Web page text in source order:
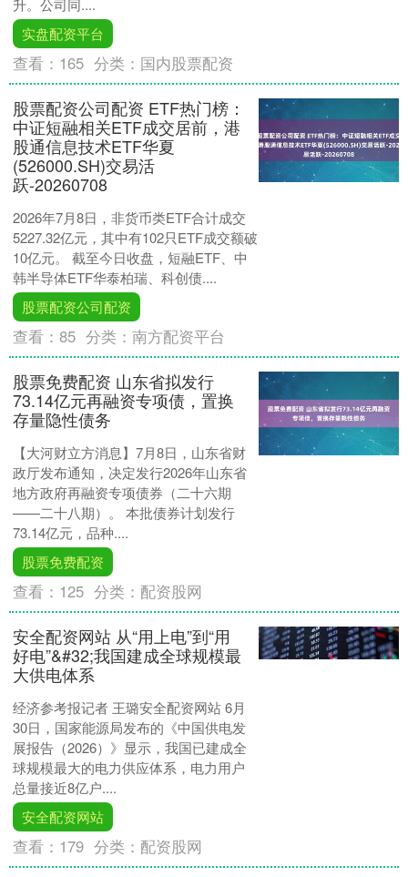
实盘配资平台
查看： 165 分类： 国内股票配资
股票配资公司配资 ETF热门榜：
中证短融相关ETF成交居前，港
股通信息技术ETF华夏
(526000.SH)交易活
跃-20260708
2026年7月8日，非货币类ETF合计成交
5227.32亿元，其中有102只ETF成交额破
10亿元。 截至今日收盘，短融ETF、中
韩半导体ETF华泰柏瑞、科创债....
股票配资公司配资
查看：85 分类：南方配资平台
股票免费配资 山东省拟发行
73.14亿元再融资专项债，置换
存量隐性债务
【大河财立方消息】7月8日，山东省财
政厅发布通知，决定发行2026年山东省
地方政府再融资专项债券（二十六期
——二十八期）。 本批债券计划发行
73.14亿元，品种....
股票免费配资
查看： 125 分类： 配资股网
安全配资网站 从“用上电”到“用
好电”&#32;我国建成全球规模最
大供电体系
经济参考报记者 王璐安全配资网站 6月
30日，国家能源局发布的《中国供电发
展报告（2026）》显示，我国已建成全
球规模最大的电力供应体系，电力用户
总量接近8亿户....
安全配资网站
查看： 179 分类： 配资股网